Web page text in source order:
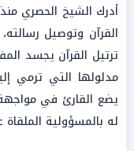
أدرك الشيخ الحصري
القرآن وتوصيل
ترتيل القرآن يجسد
مدلولها التي ترمي
يضع القارئ في
له بالمسؤولية